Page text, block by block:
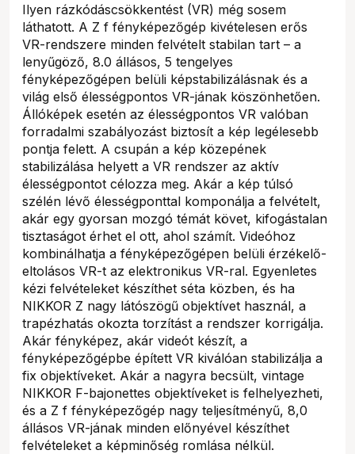
Ilyen rázkódáscsökkentést (VR) még sosem
láthatott. A Z f fényképezőgép kivételesen erős
VR-rendszere minden felvételt stabilan tart – a
lenyűgöző, 8.0 állásos, 5 tengelyes
fényképezőgépen belüli képstabilizálásnak és a
világ első élességpontos VR-jának köszönhetően.
Állóképek esetén az élességpontos VR valóban
forradalmi szabályozást biztosít a kép legélesebb
pontja felett. A csupán a kép közepének
stabilizálása helyett a VR rendszer az aktív
élességpontot célozza meg. Akár a kép túlsó
szélén lévő élességponttal komponálja a felvételt,
akár egy gyorsan mozgó témát követ, kifogástalan
tisztaságot érhet el ott, ahol számít. Videóhoz
kombinálhatja a fényképezőgépen belüli érzékelő-
eltolásos VR-t az elektronikus VR-ral. Egyenletes
kézi felvételeket készíthet séta közben, és ha
NIKKOR Z nagy látószögű objektívet használ, a
trapézhatás okozta torzítást a rendszer korrigálja.
Akár fényképez, akár videót készít, a
fényképezőgépbe épített VR kiválóan stabilizálja a
fix objektíveket. Akár a nagyra becsült, vintage
NIKKOR F-bajonettes objektíveket is felhelyezheti,
és a Z f fényképezőgép nagy teljesítményű, 8,0
állásos VR-jának minden előnyével készíthet
felvételeket a képminőség romlása nélkül.